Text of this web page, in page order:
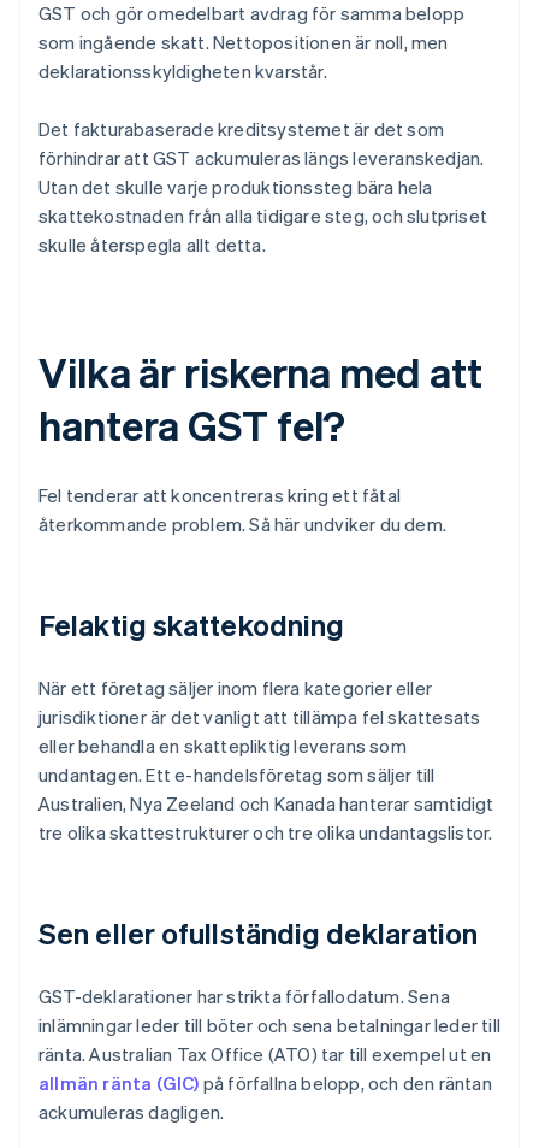
GST och gör omedelbart avdrag för samma belopp
som ingående skatt. Nettopositionen är noll, men
deklarationsskyldigheten kvarstår.
Det fakturabaserade kreditsystemet är det som
förhindrar att GST ackumuleras längs leveranskedjan.
Utan det skulle varje produktionssteg bära hela
skattekostnaden från alla tidigare steg, och slutpriset
skulle återspegla allt detta.
Vilka är riskerna med att
hantera GST fel?
Fel tenderar att koncentreras kring ett fåtal
återkommande problem. Så här undviker du dem.
Felaktig skattekodning
När ett företag säljer inom flera kategorier eller
jurisdiktioner är det vanligt att tillämpa fel skattesats
eller behandla en skattepliktig leverans som
undantagen. Ett e-handelsföretag som säljer till
Australien, Nya Zeeland och Kanada hanterar samtidigt
tre olika skattestrukturer och tre olika undantagslistor.
Sen eller ofullständig deklaration
GST-deklarationer har strikta förfallodatum. Sena
inlämningar leder till böter och sena betalningar leder till
ränta. Australian Tax Office (ATO) tar till exempel ut en
allmän ränta (GIC) på förfallna belopp, och den räntan
ackumuleras dagligen.